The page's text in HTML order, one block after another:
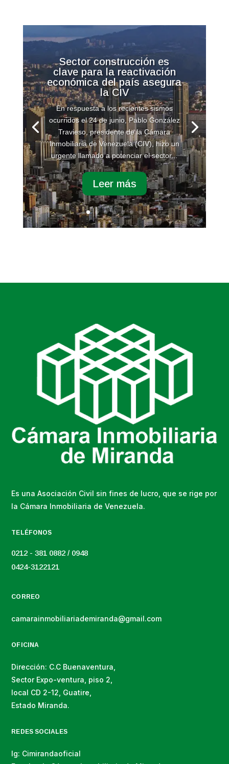
Sector construcción es
clave para la reactivación
económica del país asegura
la CIV
En respuesta a los recientes sismos
ocurridos el 24 de junio, Pablo González
Travieso, presidente de la Cámara
Inmobiliaria de Venezuela (CIV), hizo un
urgente llamado a potenciar el sector...
Leer más
Es una Asociación Civil sin fines de lucro, que se rige por
la Cámara Inmobiliaria de Venezuela.
TELÉFONOS
0212 - 381 0882 / 0948
0424-3122121
CORREO
camarainmobiliariademiranda@gmail.com
OFICINA
Dirección: C.C Buenaventura,
Sector Expo-ventura, piso 2,
local CD 2-12, Guatire,
Estado Miranda.
REDES SOCIALES
Ig: Cimirandaoficial